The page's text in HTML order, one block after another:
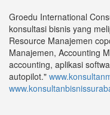
Groedu International
konsultasi bisnis yang
Resource Manajemen
Manajemen, Accounting
accounting, aplikasi
autopilot."